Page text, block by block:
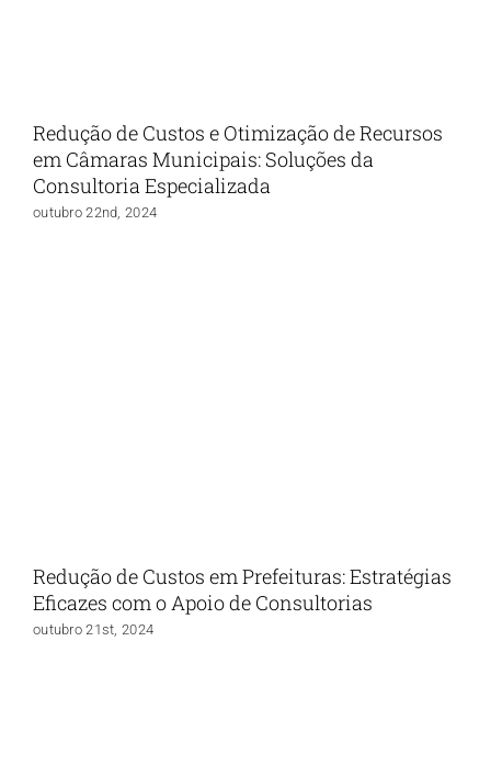
Redução de Custos e Otimização de Recursos
em Câmaras Municipais: Soluções da
Consultoria Especializada
outubro 22nd, 2024
Redução de Custos em Prefeituras: Estratégias
Eficazes com o Apoio de Consultorias
outubro 21st, 2024